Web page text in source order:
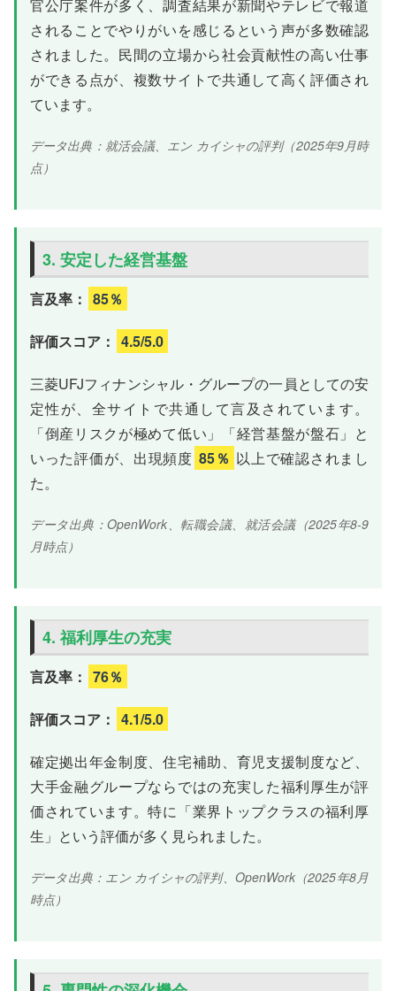
官公庁案件が多く、調査結果が新聞やテレビで報道
されることでやりがいを感じるという声が多数確認
されました。民間の立場から社会貢献性の高い仕事
ができる点が、複数サイトで共通して高く評価され
ています。
データ出典：就活会議、エン カイシャの評判（2025年9月時
点）
3. 安定した経営基盤
言及率： 85％
評価スコア： 4.5/5.0
三菱UFJフィナンシャル・グループの一員としての安
定性が、全サイトで共通して言及されています。
「倒産リスクが極めて低い」「経営基盤が盤石」と
いった評価が、出現頻度 85％ 以上で確認されまし
た。
データ出典：OpenWork、転職会議、就活会議（2025年8-9
月時点）
4. 福利厚生の充実
言及率： 76％
評価スコア： 4.1/5.0
確定拠出年金制度、住宅補助、育児支援制度など、
大手金融グループならではの充実した福利厚生が評
価されています。特に「業界トップクラスの福利厚
生」という評価が多く見られました。
データ出典：エン カイシャの評判、OpenWork（2025年8月
時点）